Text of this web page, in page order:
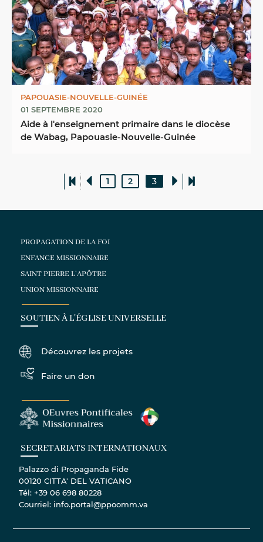
PAPOUASIE-NOUVELLE-GUINÉE
01 SEPTEMBRE 2020
Aide à l'enseignement primaire dans le diocèse
de Wabag, Papouasie-Nouvelle-Guinée
1 2 3
PROPAGATION DE LA FOI
ENFANCE MISSIONNAIRE
SAINT PIERRE L'APÔTRE
UNION MISSIONNAIRE
SOUTIEN À L'ÉGLISE UNIVERSELLE
Découvrez les projets
Faire un don
SECRETARIATS INTERNATIONAUX
Palazzo di Propaganda Fide
00120 CITTA' DEL VATICANO
Tél: +39 06 698 80228
Courriel: info.portal@ppoomm.va